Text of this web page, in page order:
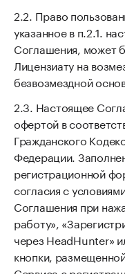
Право
указанное в п.2.1.
Соглашения, может
Лицензиату на
безвозмездной
Настоящее
офертой в
Гражданского
Федерации.
регистрационной
согласия с
Соглашения при
работу»,
через HeadHunter»
кнопки,